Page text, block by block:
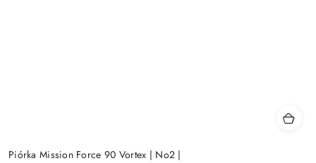
Piórka Mission Force 90 Vortex | No2 |